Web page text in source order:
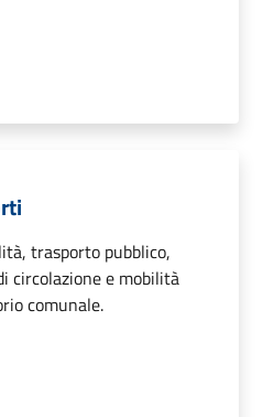
trasporto pubblico,
circolazione e mobilità
comunale.